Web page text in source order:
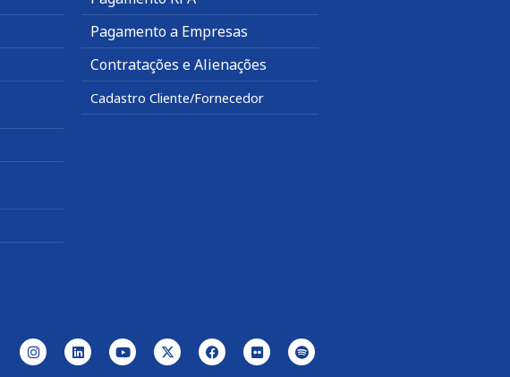
Pagamento a Empresas
Contratações e Alienações
Cadastro Cliente/Fornecedor